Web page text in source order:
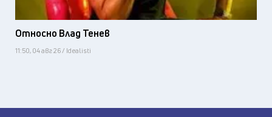
Относно Влад Тенев
11:50, 04 авг 26 / Idealisti